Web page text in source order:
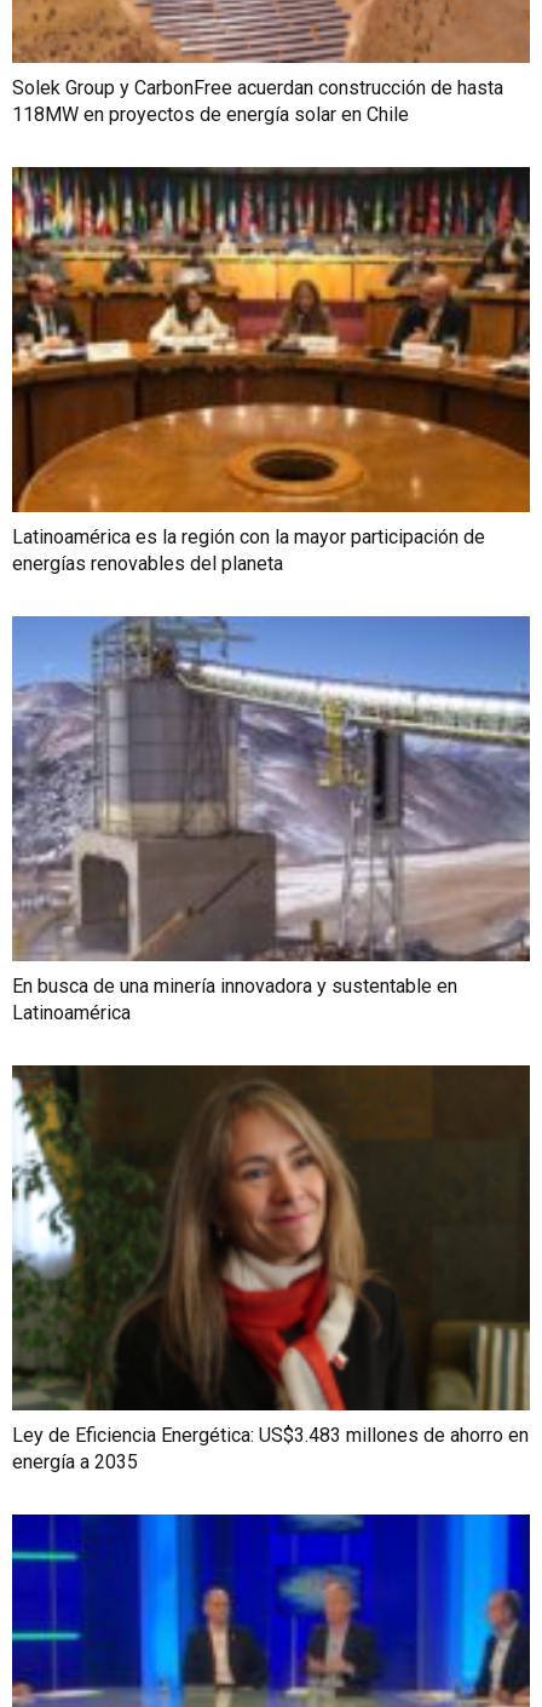
Solek Group y CarbonFree acuerdan construcción de hasta
118MW en proyectos de energía solar en Chile
Latinoamérica es la región con la mayor participación de
energías renovables del planeta
En busca de una minería innovadora y sustentable en
Latinoamérica
Ley de Eficiencia Energética: US$3.483 millones de ahorro en
energía a 2035